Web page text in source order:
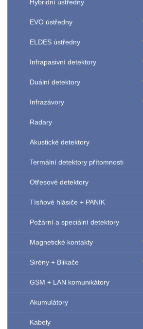
Hybridní ústředny
EVO ústředny
ELDES ústředny
Infrapasivní detektory
Duální detektory
Infrazávory
Radary
Akustické detektory
Termální detektory přítomnosti
Otřesové detektory
Tísňové hlásiče + PANIK
Požární a speciální detektory
Magnetické kontakty
Sirény + Blikače
GSM + LAN komunikátory
Akumulátory
Kabely